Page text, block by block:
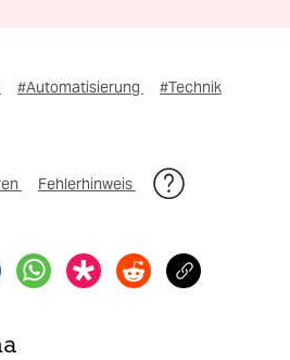
#Automatisierung
#Technik
Fehlerhinweis